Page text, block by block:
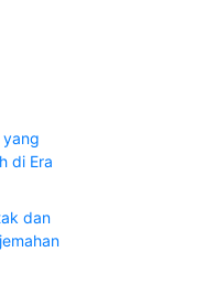
yang
di Era
dan